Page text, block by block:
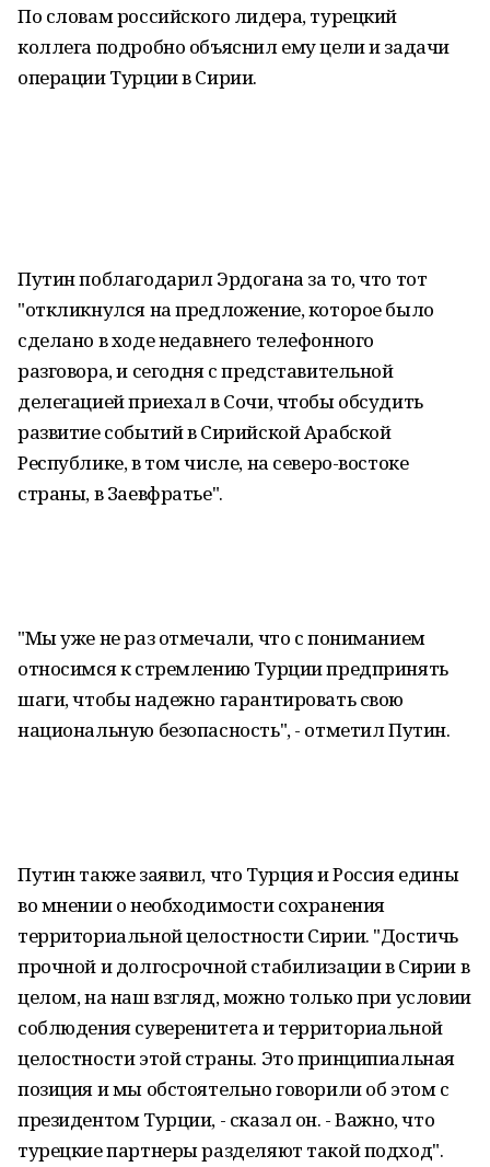
По словам российского лидера, турецкий
коллега подробно объяснил ему цели и задачи
операции Турции в Сирии.
Путин поблагодарил Эрдогана за то, что тот
"откликнулся на предложение, которое было
сделано в ходе недавнего телефонного
разговора, и сегодня с представительной
делегацией приехал в Сочи, чтобы обсудить
развитие событий в Сирийской Арабской
Республике, в том числе, на северо-востоке
страны, в Заевфратье".
"Мы уже не раз отмечали, что с пониманием
относимся к стремлению Турции предпринять
шаги, чтобы надежно гарантировать свою
национальную безопасность", - отметил Путин.
Путин также заявил, что Турция и Россия едины
во мнении о необходимости сохранения
территориальной целостности Сирии. "Достичь
прочной и долгосрочной стабилизации в Сирии в
целом, на наш взгляд, можно только при условии
соблюдения суверенитета и территориальной
целостности этой страны. Это принципиальная
позиция и мы обстоятельно говорили об этом с
президентом Турции, - сказал он. - Важно, что
турецкие партнеры разделяют такой подход".